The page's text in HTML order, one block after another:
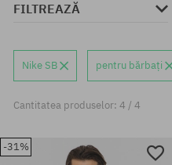
FILTREAZĂ
Nike SB pentru bărbați
Cantitatea produselor: 4 / 4
-31%